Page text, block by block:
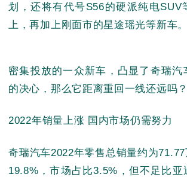
划，还将有代号S56的硬派纯电SUV
上，再加上刚面市的星途瑶光等新车。
密集投放的一众新车，凸显了奇瑞汽
的决心，那么它距离重回一线还远吗？
2022年销量上涨 国内市场仍需努力
奇瑞汽车2022年零售总销量约为
19.8%，市场占比3.5%，但不足比亚